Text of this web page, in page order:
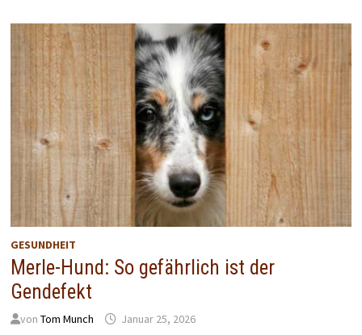
GESUNDHEIT
Merle-Hund: So gefährlich ist der
Gendefekt
von Tom Munch Januar 25, 2026